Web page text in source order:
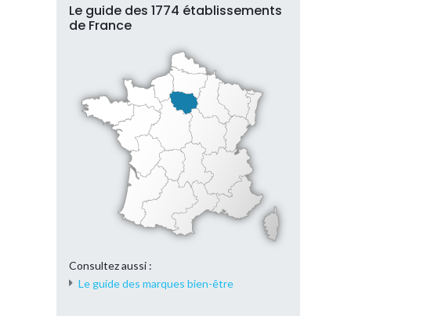
Le guide des 1774 établissements
de France
Consultez aussi :
Le guide des marques bien-être